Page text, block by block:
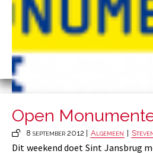
Open
8 september 2012 | Algemeen
Dit weekend doet Sint Jansbrug